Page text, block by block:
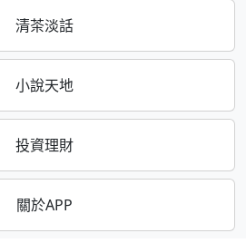
清茶淡話
小說天地
投資理財
關於APP